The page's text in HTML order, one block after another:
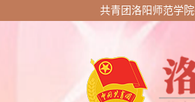
共青团洛阳师范学